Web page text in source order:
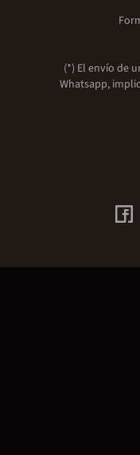
(*) El envío de
Whatsapp,